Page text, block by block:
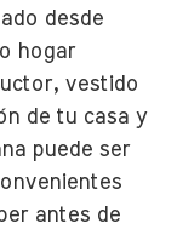
desde
hogar
vestido
de tu casa y
puede ser
antes de